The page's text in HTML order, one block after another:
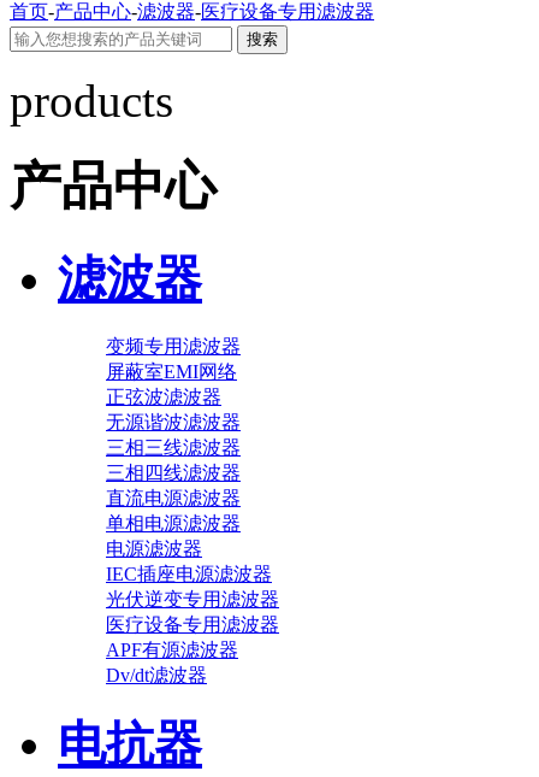
首页-产品中心-滤波器-医疗设备专用滤波器
搜索
products
产品中心
滤波器
变频专用滤波器
屏蔽室EMI网络
正弦波滤波器
无源谐波滤波器
三相三线滤波器
三相四线滤波器
直流电源滤波器
单相电源滤波器
电源滤波器
IEC插座电源滤波器
光伏逆变专用滤波器
医疗设备专用滤波器
APF有源滤波器
Dv/dt滤波器
电抗器